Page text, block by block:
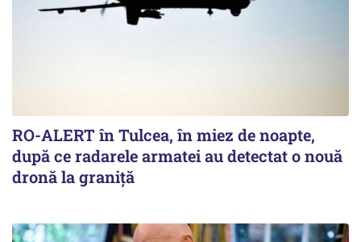
RO-ALERT în Tulcea, în miez de noapte,
după ce radarele armatei au detectat o nouă
dronă la graniță